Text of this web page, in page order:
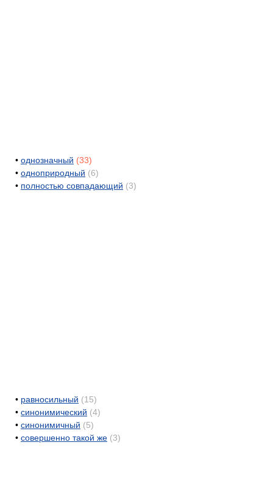
• однозначный (33)
• одноприродный (6)
• полностью совпадающий (3)
• равносильный (15)
• синонимический (4)
• синонимичный (5)
• совершенно такой же (3)